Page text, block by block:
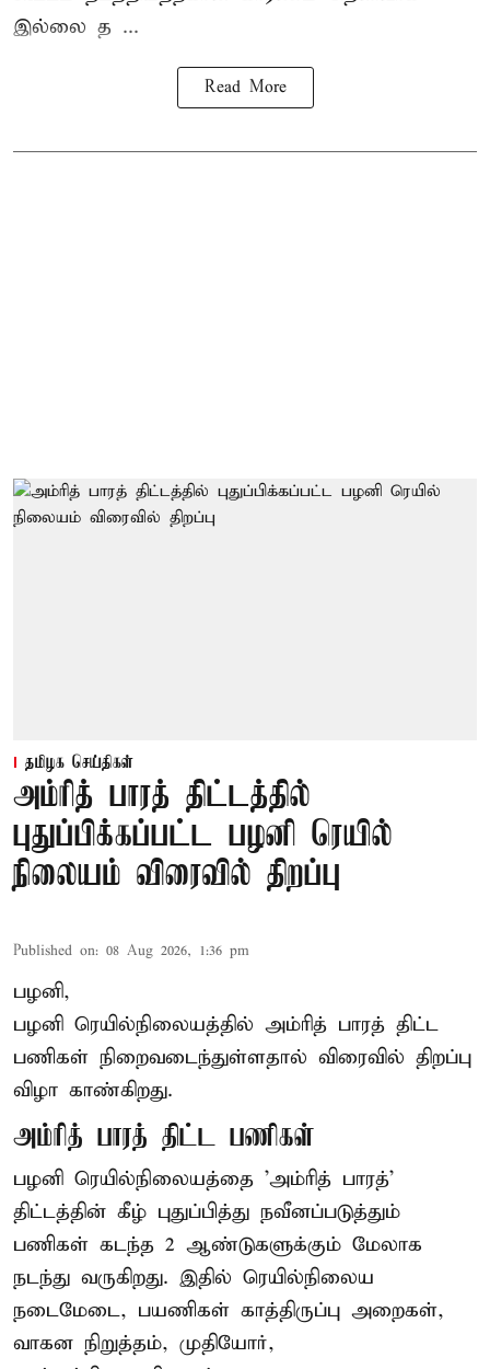
இல்லை த ...
Read More
தமிழக செய்திகள்
அம்ரித் பாரத் திட்டத்தில்
புதுப்பிக்கப்பட்ட பழனி ரெயில்
நிலையம் விரைவில் திறப்பு
Published on: 08 Aug 2026, 1:36 pm
பழனி,
பழனி ரெயில்நிலையத்தில் அம்ரித் பாரத் திட்ட
பணிகள் நிறைவடைந்துள்ளதால் விரைவில் திறப்பு
விழா காண்கிறது.
அம்ரித் பாரத் திட்ட பணிகள்
பழனி ரெயில்நிலையத்தை 'அம்ரித் பாரத்'
திட்டத்தின் கீழ் புதுப்பித்து நவீனப்படுத்தும்
பணிகள் கடந்த 2 ஆண்டுகளுக்கும் மேலாக
நடந்து வருகிறது. இதில் ரெயில்நிலைய
நடைமேடை, பயணிகள் காத்திருப்பு அறைகள்,
வாகன நிறுத்தம், முதியோர்,